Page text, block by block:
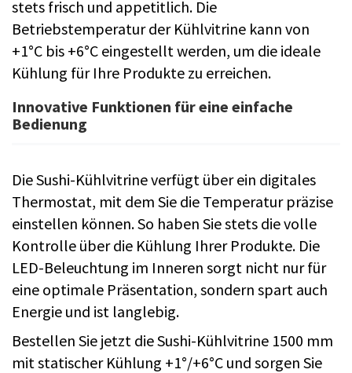
stets frisch und appetitlich. Die
Betriebstemperatur der Kühlvitrine kann von
+1°C bis +6°C eingestellt werden, um die ideale
Kühlung für Ihre Produkte zu erreichen.
Innovative Funktionen für eine einfache
Bedienung
Die Sushi-Kühlvitrine verfügt über ein digitales
Thermostat, mit dem Sie die Temperatur präzise
einstellen können. So haben Sie stets die volle
Kontrolle über die Kühlung Ihrer Produkte. Die
LED-Beleuchtung im Inneren sorgt nicht nur für
eine optimale Präsentation, sondern spart auch
Energie und ist langlebig.
Bestellen Sie jetzt die Sushi-Kühlvitrine 1500 mm
mit statischer Kühlung +1°/+6°C und sorgen Sie